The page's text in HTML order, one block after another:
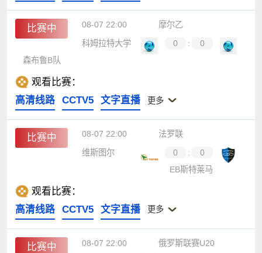
比赛中 08-07 22:00
摩尔乙
科姆拉特大学
0 :
0
森布鲁B队
观看比赛：
高清线路
CCTV5 文字直播 更多
比赛中 08-07 22:00
法罗联
维斯图尔
0 :
0
EB斯特莱马
观看比赛：
高清线路
CCTV5 文字直播 更多
比赛中 08-07 22:00
俄罗斯联赛U20